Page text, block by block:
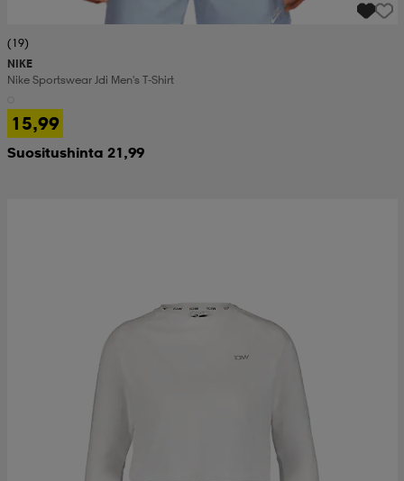
(19)
NIKE
Nike Sportswear Jdi Men's T-Shirt
15,99
Suositushinta 21,99